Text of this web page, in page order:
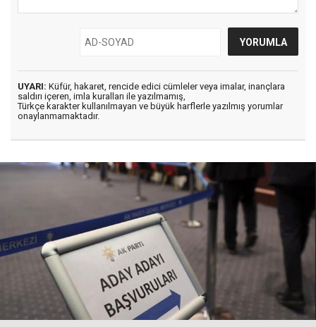
UYARI: Küfür, hakaret, rencide edici cümleler veya imalar, inançlara
saldırı içeren, imla kuralları ile yazılmamış,
Türkçe karakter kullanılmayan ve büyük harflerle yazılmış yorumlar
onaylanmamaktadır.